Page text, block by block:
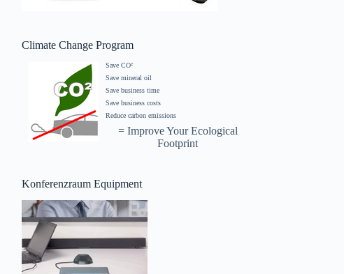
Climate Change Program
Save CO²
Save mineral oil
Save business time
Save business costs
Reduce carbon emissions
= Improve Your Ecological
Footprint
Konferenzraum Equipment